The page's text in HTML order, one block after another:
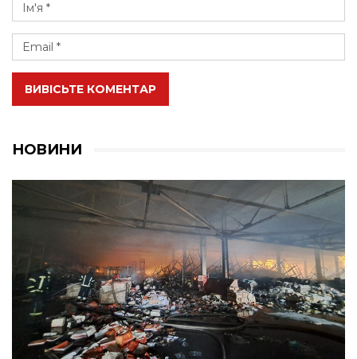
ВИВІСЬТЕ КОМЕНТАР
НОВИНИ